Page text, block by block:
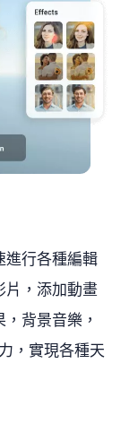
進行各種編輯
片，添加動畫
背景音樂，
，實現各種天